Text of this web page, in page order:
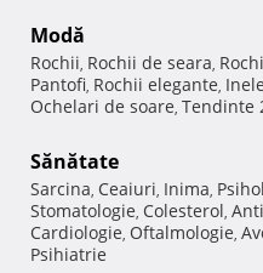
Modă
Rochii, Rochii de seara,
Pantofi, Rochii elegante,
Ochelari de soare, Tendinte
Sănătate
Sarcina, Ceaiuri, Inima,
Stomatologie, Colesterol,
Cardiologie, Oftalmologie,
Psihiatrie